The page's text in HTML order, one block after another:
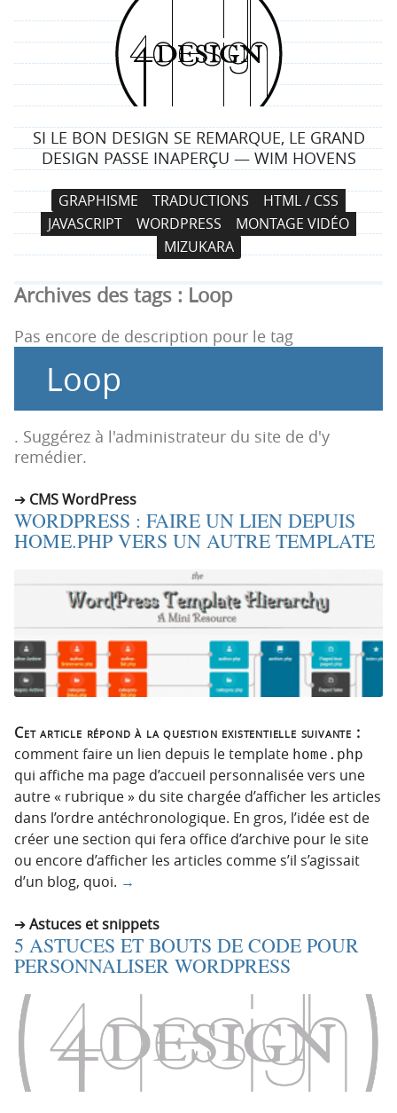
4
d
e
s
i
g
SI LE BON DESIGN SE REMARQUE, LE GRAND
DESIGN PASSE INAPERÇU — WIM HOVENS
g
a
t
i
p
i
c
i
p
r
a
u
c
t
n
GRAPHISME TRADUCTIONS
HTML / CSS
JAVASCRIPT
WORDPRESS
MONTAGE VIDÉO
MIZUKARA
Archives des tags : Loop
Pas encore de description pour le tag
Loop
. Suggérez à l'administrateur du site de d'y
remédier.
CMS WordPress
WORDPRESS : FAIRE UN LIEN DEPUIS
HOME.PHP VERS UN AUTRE TEMPLATE
Cet article répond à la question existentielle suivante :
comment faire un lien depuis le template home.php
qui affiche ma page d’accueil personnalisée vers une
autre « rubrique » du site chargée d’afficher les articles
dans l’ordre antéchronologique. En gros, l’idée est de
créer une section qui fera office d’archive pour le site
ou encore d’afficher les articles comme s’il s’agissait
d’un blog, quoi. →
Astuces et snippets
5 ASTUCES ET BOUTS DE CODE POUR
PERSONNALISER WORDPRESS